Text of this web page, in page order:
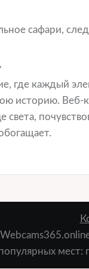
сафари,
где каждый
историю.